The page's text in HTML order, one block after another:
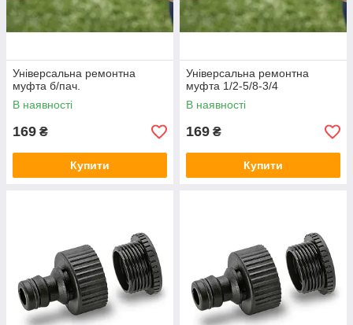
Універсальна ремонтна
муфта б/пач.
В наявності
169 ₴
Купити
Універсальна ремонтна
муфта 1/2-5/8-3/4
В наявності
169 ₴
Купити